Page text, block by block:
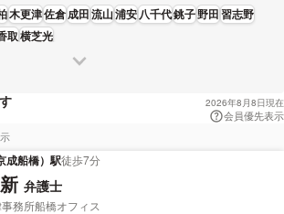
木更津佐倉成田流山浦安八千代銚子野田習志野
取横芝光
2026年8月8日現在
会員優先表示
成船橋）駅徒歩7分
弁護士
務所船橋オフィス